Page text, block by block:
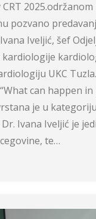
2025.održanom
pozvano
Iveljić, šef
UKC
can happen
je u
Ivana Iveljić je
te…